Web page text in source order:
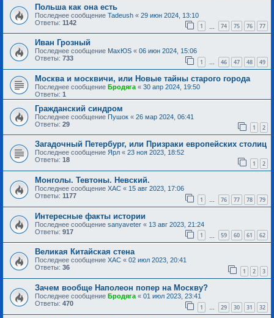
Польша как она есть
Последнее сообщение Tadeush « 29 июн 2024, 13:10
Ответы: 1142 1 74 75 76 77
Иван Грозный
Последнее сообщение MaxЮS « 06 июн 2024, 15:06
Ответы: 733 1 … 46 47 48 49
Москва и москвичи, или Новые тайны старого города
Последнее сообщение Бродяга « 30 апр 2024, 19:50
Ответы: 1
Гражданский синдром
Последнее сообщение Пушок « 26 мар 2024, 06:41
Ответы: 29 1 2
Загадочный Петербург, или Призраки европейских столиц
Последнее сообщение Ярл « 23 ноя 2023, 18:52
Ответы: 18 1 2
Монголы. Тевтоны. Невский.
Последнее сообщение ХАС « 15 авг 2023, 17:06
Ответы: 1177 1 … 76 77 78 79
Интересные факты истории
Последнее сообщение sanyaveter « 13 авг 2023, 21:24
Ответы: 917 1 59 60 61 62
Великая Китайская стена
Последнее сообщение ХАС « 02 июл 2023, 20:41
Ответы: 36 1 2 3
Зачем вообще Наполеон попер на Москву?
Последнее сообщение Бродяга « 01 июл 2023, 23:41
Ответы: 470 1 … 29 30 31 32